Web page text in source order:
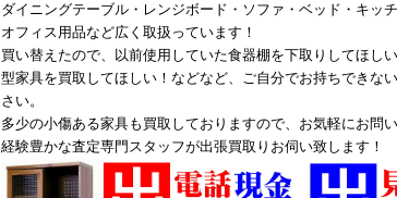
ダイニングテーブル・レンジボード・ソファ・ベッド・キッ
オフィス用品など広く取扱っています！
買い替えたので、以前使用していた食器棚を下取りしてほし
型家具を買取してほしい！などなど、ご自分でお持ちできな
さい。
多少の小傷ある家具も買取しておりますので、お気軽にお問
経験豊かな査定専門スタッフが出張買取りお伺い致します！